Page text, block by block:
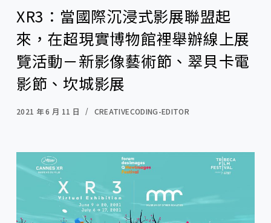
XR3：當國際沉浸式影展聯盟起
來，在超現實博物館裡舉辦線上展
覽活動－新影像藝術節、翠貝卡電
影節、坎城影展
2021 年 6 月 11 日 CREATIVECODING-EDITOR